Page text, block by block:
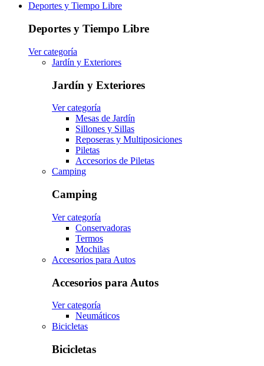
Deportes y Tiempo Libre
Deportes y Tiempo Libre
Ver categoría
Jardín y Exteriores
Jardín y Exteriores
Ver categoría
Mesas de Jardín
Sillones y Sillas
Reposeras y Multiposiciones
Piletas
Accesorios de Piletas
Camping
Camping
Ver categoría
Conservadoras
Termos
Mochilas
Accesorios para Autos
Accesorios para Autos
Ver categoría
Neumáticos
Bicicletas
Bicicletas